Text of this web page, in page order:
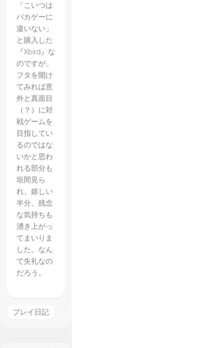
「こいつは
バカゲーに
違いない」
と購入した
『Xbird』な
のですが、
フタを開け
てみれば意
外と真面目
（？）に対
戦ゲームを
目指してい
るのではな
いかと思わ
れる部分も
垣間見ら
れ、嬉しい
半分、残念
な気持ちも
湧き上がっ
てまいりま
した。なん
て失礼なの
だろう。
プレイ日記
【アナ